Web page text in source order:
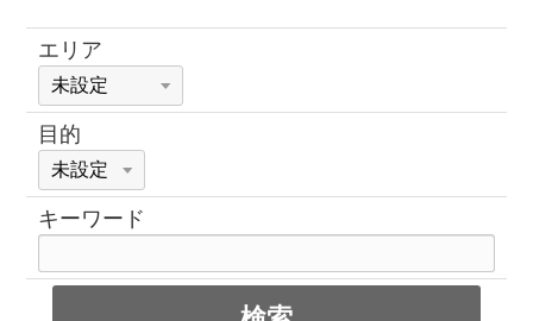
エリア
目的
キーワード